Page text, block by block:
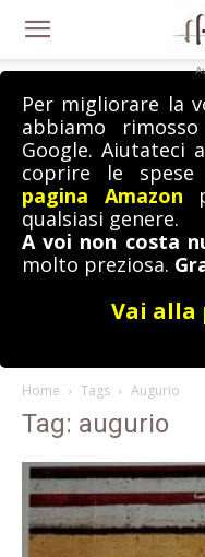
Per migliorare la
abbiamo
Google. Aiutateci
coprire le
pagina Amazon
qualsiasi genere.
A voi non costa
molto preziosa.
Vai alla
Home Tags Augurio
Tag: augurio